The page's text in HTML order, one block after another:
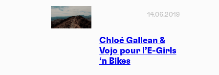
Chloé Gallean &
Vojo pour l’E-Girls
‘n Bikes
14.06.2019